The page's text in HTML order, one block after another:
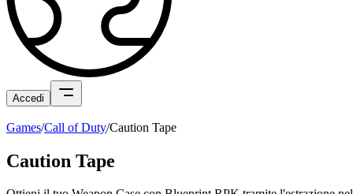
Accedi
Games/Call of Duty/Caution Tape
Caution Tape